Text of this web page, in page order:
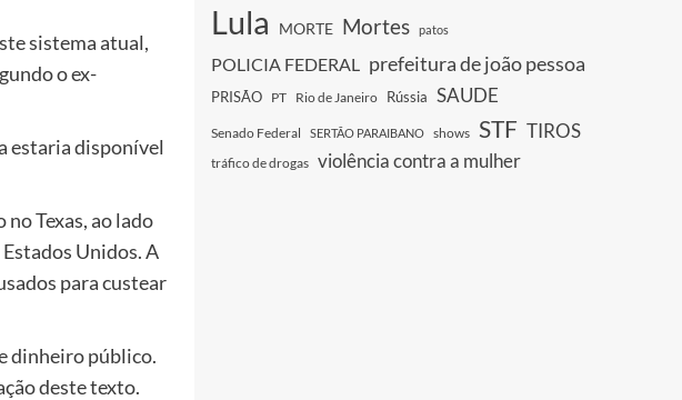
sistema atual,
o ex-
estaria disponível
Texas, ao lado
Unidos. A
para custear
dinheiro público.
deste texto.
Lula MORTE Mortes patos
POLICIA FEDERAL prefeitura de joão pessoa
PRISÃO PT Rio de Janeiro Rússia SAUDE
Senado Federal SERTÃO PARAIBANO shows STF TIROS
tráfico de drogas violência contra a mulher